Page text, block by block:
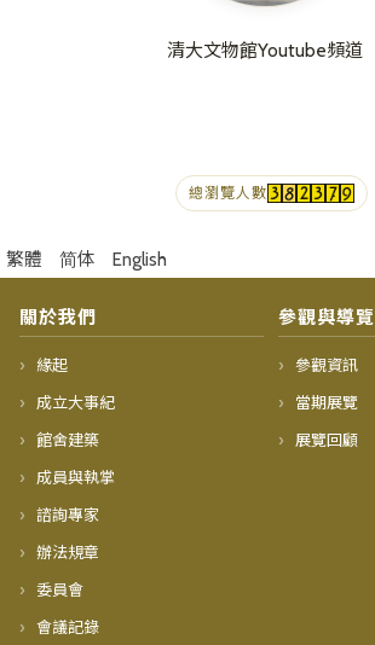
清大文物館Youtube頻道
總瀏覽人數
繁體 简体 English
關於我們
緣起
成立大事紀
館舍建築
成員與執掌
諮詢專家
辦法規章
委員會
會議記錄
參觀與導覽
參觀資訊
當期展覽
展覽回顧